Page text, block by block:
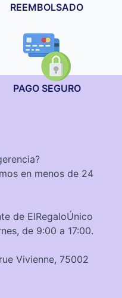
REEMBOLSADO
PAGO SEGURO
en menos de 24
de ElRegaloÚnico
de 9:00 a 17:00.
Vivienne, 75002